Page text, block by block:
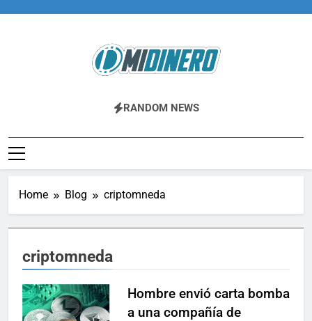
Midinero.co
Fintech, Criptomonedas
RANDOM NEWS
Home Blog criptomneda
criptomneda
Hombre envió carta bomba
a una compañía de